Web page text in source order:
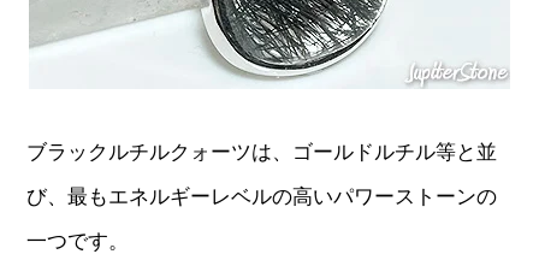
ブラックルチルクォーツは、ゴールドルチル等と並
び、最もエネルギーレベルの高いパワーストーンの
一つです。